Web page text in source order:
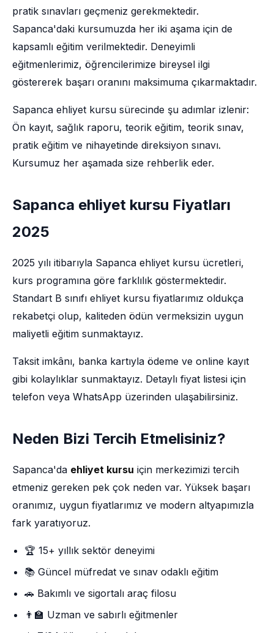
pratik sınavları geçmeniz gerekmektedir.
Sapanca'daki kursumuzda her iki aşama için de
kapsamlı eğitim verilmektedir. Deneyimli
eğitmenlerimiz, öğrencilerimize bireysel ilgi
göstererek başarı oranını maksimuma çıkarmaktadır.
Sapanca ehliyet kursu sürecinde şu adımlar izlenir:
Ön kayıt, sağlık raporu, teorik eğitim, teorik sınav,
pratik eğitim ve nihayetinde direksiyon sınavı.
Kursumuz her aşamada size rehberlik eder.
Sapanca ehliyet kursu Fiyatları
2025
2025 yılı itibarıyla Sapanca ehliyet kursu ücretleri,
kurs programına göre farklılık göstermektedir.
Standart B sınıfı ehliyet kursu fiyatlarımız oldukça
rekabetçi olup, kaliteden ödün vermeksizin uygun
maliyetli eğitim sunmaktayız.
Taksit imkânı, banka kartıyla ödeme ve online kayıt
gibi kolaylıklar sunmaktayız. Detaylı fiyat listesi için
telefon veya WhatsApp üzerinden ulaşabilirsiniz.
Neden Bizi Tercih Etmelisiniz?
Sapanca'da ehliyet kursu için merkezimizi tercih
etmeniz gereken pek çok neden var. Yüksek başarı
oranımız, uygun fiyatlarımız ve modern altyapımızla
fark yaratıyoruz.
🏆 15+ yıllık sektör deneyimi
📚 Güncel müfredat ve sınav odaklı eğitim
🚗 Bakımlı ve sigortalı araç filosu
👨‍🏫 Uzman ve sabırlı eğitmenler